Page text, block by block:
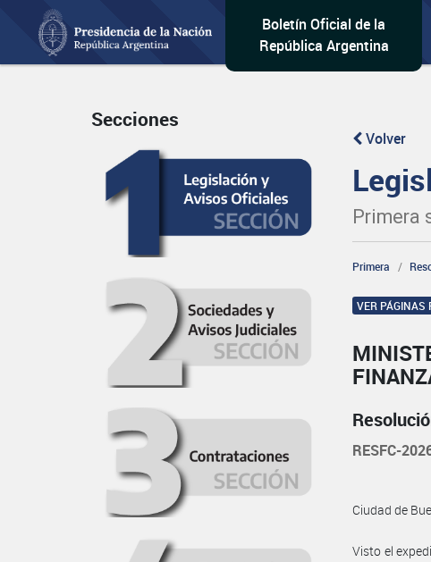
Boletín Oficial de la
República Argentina
Secciones
Volver
Primera
Primera
VER PÁGINAS
RESFC-
Ciudad de
Visto el